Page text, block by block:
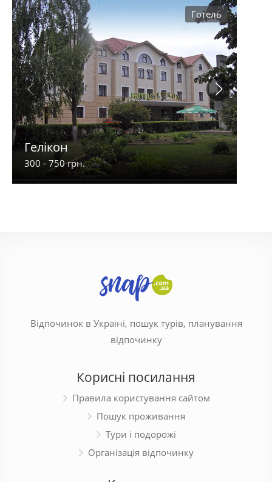
Готель
Гелікон
300 - 750 грн.
Відпочинок в Україні, пошук турів, планування
відпочинку
Корисні посилання
Правила користування сайтом
Пошук проживання
Тури і подорожі
Організація відпочинку